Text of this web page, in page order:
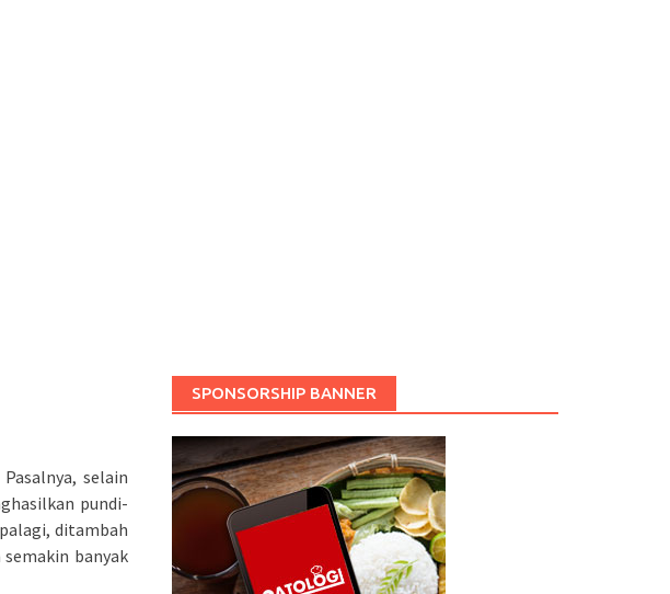
selain
pundi-
ditambah
semakin banyak
SPONSORSHIP BANNER